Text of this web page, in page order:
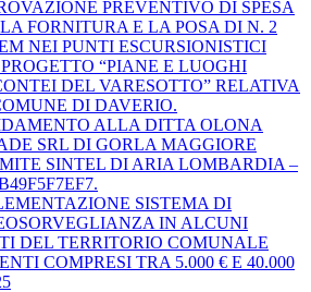
PREVENTIVO DI SPESA
FORNITURA E LA POSA DI N. 2
NEI PUNTI ESCURSIONISTICI
“PIANE E LUOGHI
DEL VARESOTTO” RELATIVA
DI DAVERIO.
ALLA DITTA OLONA
SRL DI GORLA MAGGIORE
SINTEL DI ARIA LOMBARDIA –
SISTEMA DI
IN ALCUNI
DEL TERRITORIO COMUNALE
COMPRESI TRA 5.000 € E 40.000